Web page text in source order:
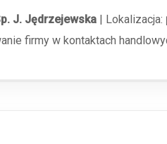
J. Jędrzejewska | Lokalizacja:
firmy w kontaktach